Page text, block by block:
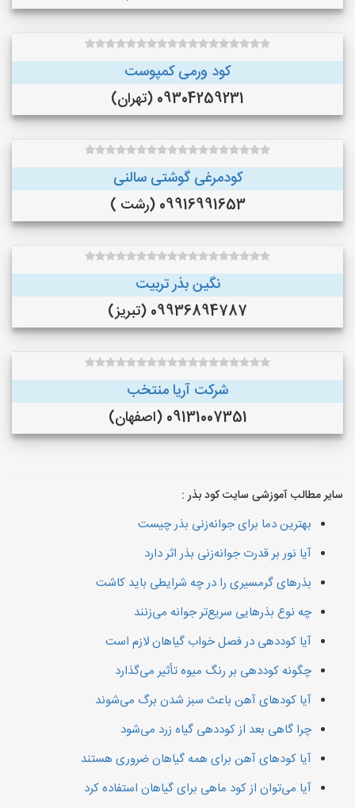
کود ورمی کمپوست
09304259231 (تهران)
کودمرغی گوشتی سالنی
09916991653 (رشت )
نگین بذر تربیت
09936894787 (تبریز)
شرکت آریا منتخب
09131007351 (اصفهان)
سایر مطالب آموزشی سایت کود بذر :
بهترین دما برای جوانه‌زنی بذر چیست
آیا نور بر قدرت جوانه‌زنی بذر اثر دارد
بذرهای گرمسیری را در چه شرایطی باید کاشت
چه نوع بذرهایی سریع‌تر جوانه می‌زنند
آیا کوددهی در فصل خواب گیاهان لازم است
چگونه کوددهی بر رنگ میوه تأثیر می‌گذارد
آیا کودهای آهن باعث سبز شدن برگ می‌شوند
چرا گاهی بعد از کوددهی گیاه زرد می‌شود
آیا کودهای آهن برای همه گیاهان ضروری هستند
آیا می‌توان از کود ماهی برای گیاهان استفاده کرد